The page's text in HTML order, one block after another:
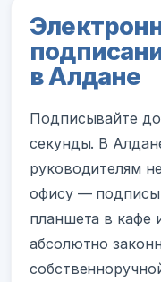
в Алдане
Подписывайте
секунды. В
руководителям
офису —
планшета в кафе
абсолютно